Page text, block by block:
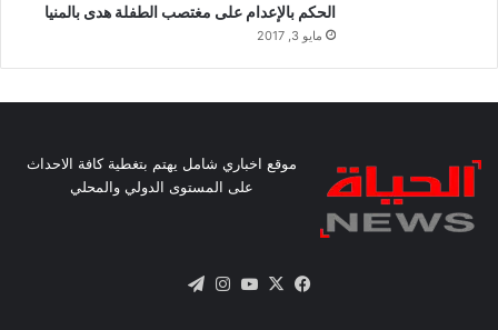
الحكم بالإعدام على مغتصب الطفلة هدى بالمنيا
مايو 3, 2017
موقع اخباري شامل يهتم بتغطية كافة الاحداث
على المستوى الدولي والمحلي
فيسبوك
X يوتيوبانستقرام